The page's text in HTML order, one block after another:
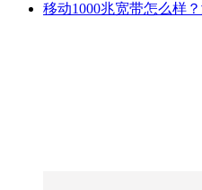
移动1000兆宽带怎么样